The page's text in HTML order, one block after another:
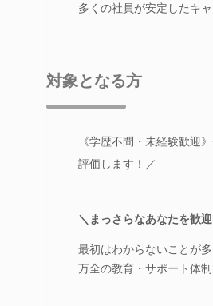
多くの社員が安定したキ
対象となる方
《学歴不問・未経験歓
評価します！／
＼まっさらなあなたを歓
最初はわからないことが多
万全の教育・サポート体